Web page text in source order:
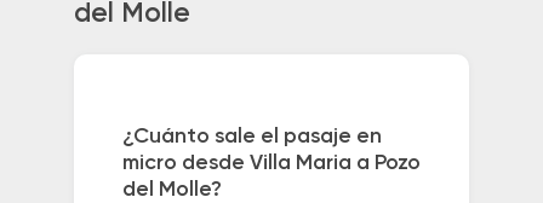
del Molle
¿Cuánto sale el pasaje en
micro desde Villa Maria a Pozo
del Molle?